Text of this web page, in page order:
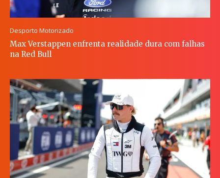
Desporto Motorizado
Max Verstappen enfrenta realidade dura com falhas
na Red Bull